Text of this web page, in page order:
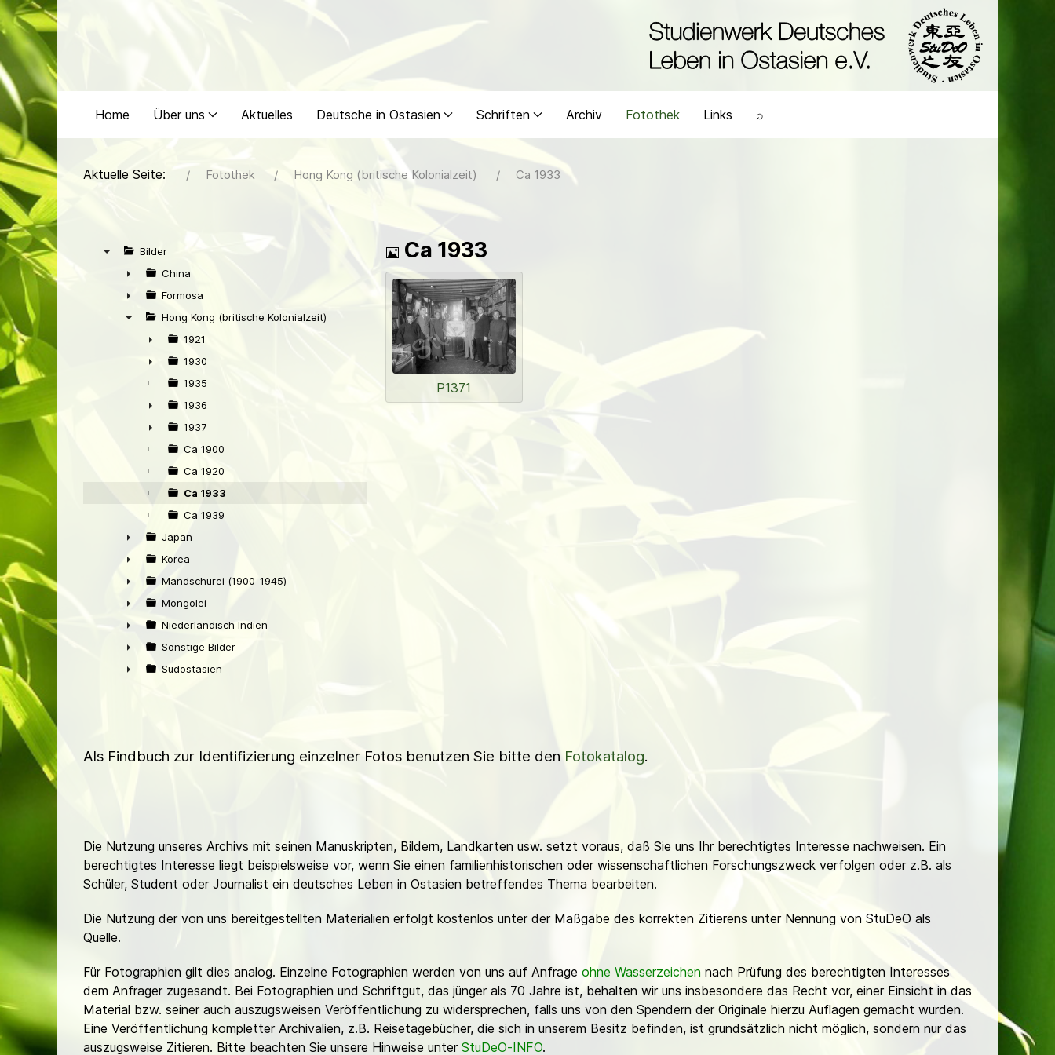
Home Über uns Aktuelles Deutsche in Ostasien Schriften Archiv Fotothek Links ⌕
Aktuelle Seite: Fotothek Hong Kong (britische Kolonialzeit) Ca 1933
Bilder
►
China
►
Formosa
Hong Kong (britische Kolonialzeit)
►
1921
►
1930
1935
►
1936
►
1937
Ca 1900
Ca 1920
Ca 1933
Ca 1939
►
Japan
►
Korea
►
Mandschurei (1900-1945)
►
Mongolei
►
Niederländisch Indien
►
Sonstige Bilder
Südostasien
Bild
Ca 1933
P1371
Als Findbuch zur Identifizierung einzelner Fotos benutzen Sie bitte den Fotokatalog.
Die Nutzung unseres Archivs mit seinen Manuskripten, Bildern, Landkarten usw. setzt voraus, daß Sie uns Ihr berechtigtes Interesse nachweisen. Ein
berechtigtes Interesse liegt beispielsweise vor, wenn Sie einen familienhistorischen oder wissenschaftlichen Forschungszweck verfolgen oder z.B. als
Schüler, Student oder Journalist ein deutsches Leben in Ostasien betreffendes Thema bearbeiten.
Die Nutzung der von uns bereitgestellten Materialien erfolgt kostenlos unter der Maßgabe des korrekten Zitierens unter Nennung von StuDeO als
Quelle.
Für Fotographien gilt dies analog. Einzelne Fotographien werden von uns auf Anfrage ohne Wasserzeichen nach Prüfung des berechtigten Interesses
dem Anfrager zugesandt. Bei Fotographien und Schriftgut, das jünger als 70 Jahre ist, behalten wir uns insbesondere das Recht vor, einer Einsicht in das
Material bzw. seiner auch auszugsweisen Veröffentlichung zu widersprechen, falls uns von den Spendern der Originale hierzu Auflagen gemacht wurden.
Eine Veröffentlichung kompletter Archivalien, z.B. Reisetagebücher, die sich in unserem Besitz befinden, ist grundsätzlich nicht möglich, sondern nur das
auszugsweise Zitieren. Bitte beachten Sie unsere Hinweise unter StuDeO-INFO.